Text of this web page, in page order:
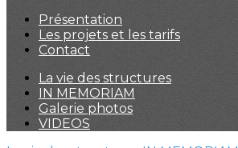
Présentation
Les projets et les tarifs
Contact
La vie des structures
IN MEMORIAM
Galerie photos
VIDEOS